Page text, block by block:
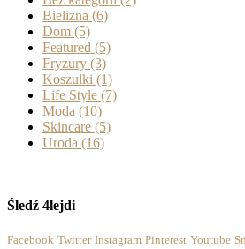
Bielizna (6)
Dom (5)
Featured (5)
Fryzury (3)
Koszulki (1)
Life Style (7)
Moda (10)
Skincare (5)
Uroda (16)
Śledź 4lejdi
Facebook Twitter Instagram Pinterest Youtube